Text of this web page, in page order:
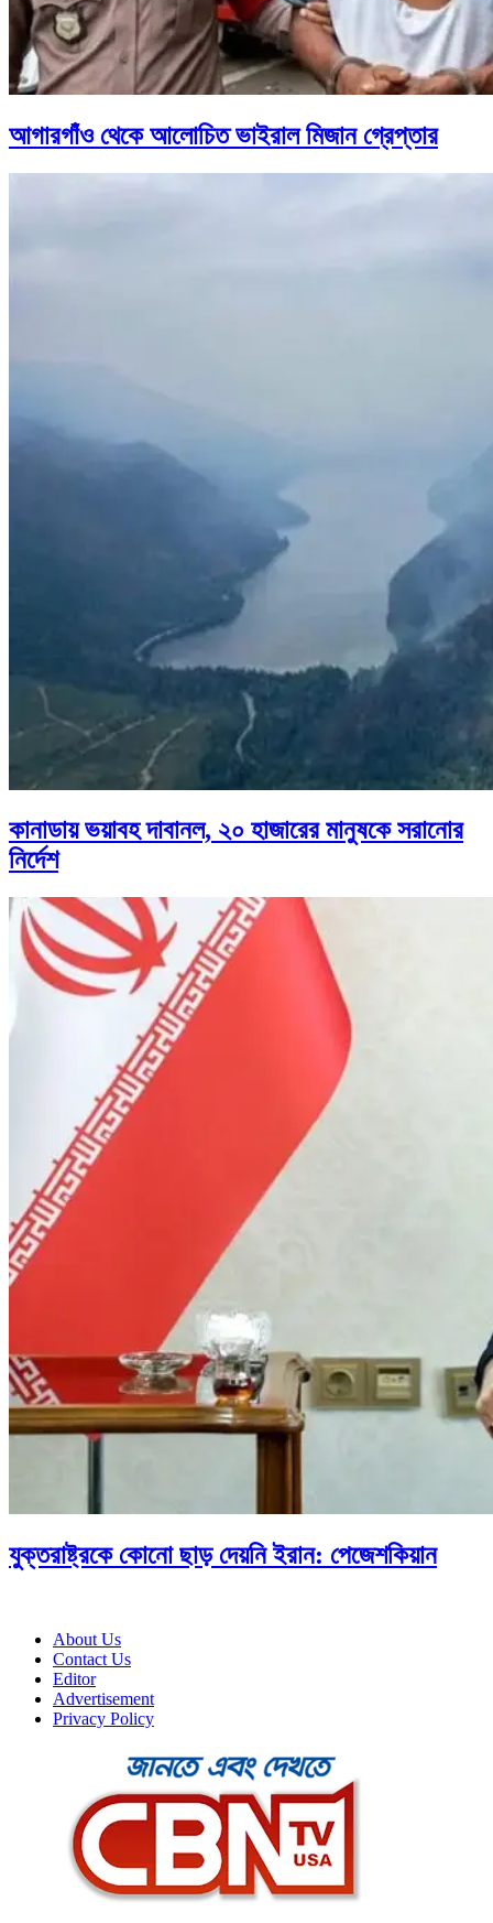
আগারগাঁও থেকে আলোচিত ভাইরাল মিজান গ্রেপ্তার
কানাডায় ভয়াবহ দাবানল, ২০ হাজারের মানুষকে সরানোর
নির্দেশ
যুক্তরাষ্ট্রকে কোনো ছাড় দেয়নি ইরান: পেজেশকিয়ান
About Us
Contact Us
Editor
Advertisement
Privacy Policy